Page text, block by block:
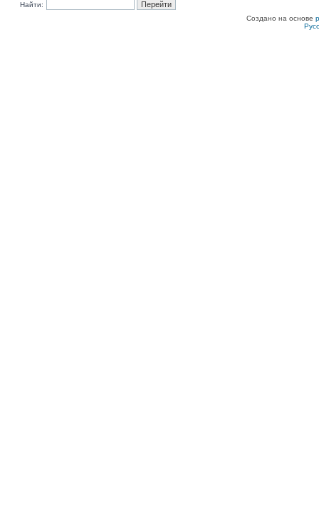
Найти:
Создано на основе